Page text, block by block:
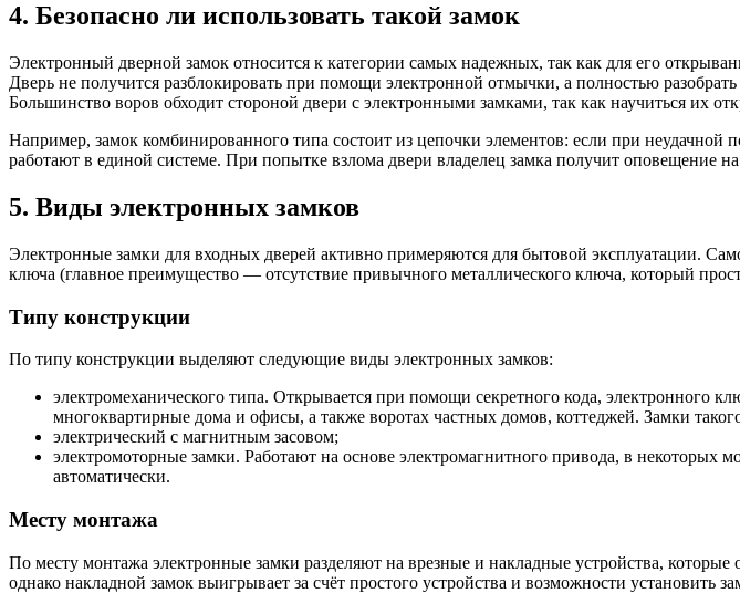
4. Безопасно ли использовать такой замок
Электронный дверной замок относится к категории самых надежных, так как для его
Дверь не получится разблокировать при помощи электронной отмычки, а полностью
Большинство воров обходит стороной двери с электронными замками, так как научиться их
Например, замок комбинированного типа состоит из цепочки элементов: если при
работают в единой системе. При попытке взлома двери владелец замка получит оповещение
5. Виды электронных замков
Электронные замки для входных дверей активно примеряются для бытовой эксплуатации.
ключа (главное преимущество — отсутствие привычного металлического ключа, который
Типу конструкции
По типу конструкции выделяют следующие виды электронных замков:
электромеханического типа. Открывается при помощи секретного кода, электронного
многоквартирные дома и офисы, а также воротах частных домов, коттеджей. Замки
электрический с магнитным засовом;
электромоторные замки. Работают на основе электромагнитного привода, в
автоматически.
Месту монтажа
По месту монтажа электронные замки разделяют на врезные и накладные устройства,
однако накладной замок выигрывает за счёт простого устройства и возможности установить